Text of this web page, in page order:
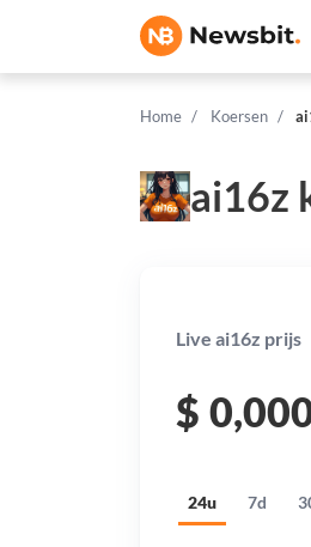
Home Koersen
ai16z
Live ai16z prijs
$
24u 7d